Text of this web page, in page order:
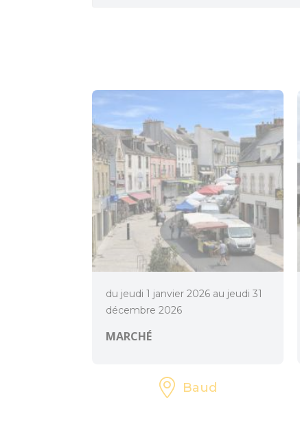
du jeudi 1 janvier 2026 au jeudi 31
décembre 2026
MARCHÉ
Baud